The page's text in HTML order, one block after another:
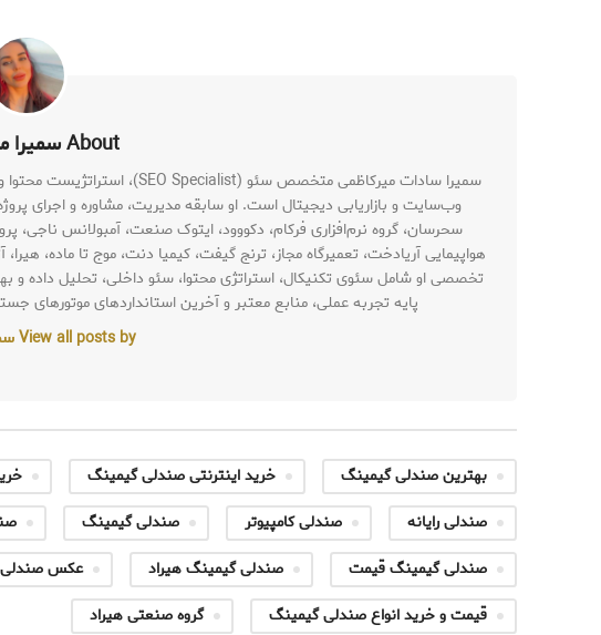
About سمیرا میرکاظمی
وب‌سایت و بازاریابی دیجیتال است. او سابقه مدیریت، مشاوره و اجرای
سحرسان، گروه نرم‌افزاری فرکام، دکووود، ایتوک صنعت، آمبولانس ناجی،
هواپیمایی آریادخت، تعمیرگاه مجاز، ترنج گیفت، کیمیا دنت، موج تا ماده،
تخصصی او شامل سئوی تکنیکال، استراتژی محتوا، سئو داخلی، تحلیل داده
پایه تجربه عملی، منابع معتبر و آخرین استانداردهای
View all posts by سمیرا میرکاظمی
بهترین صندلی گیمینگ خرید اینترنتی صندلی گیمینگ
صندلی رایانه
صندلی کامپیوتر صندلی گیمینگ
صندلی گیمینگ قیمت
صندلی گیمینگ هیراد
عکس
قیمت و خرید انواع صندلی گیمینگ
گروه صنعتی هیراد